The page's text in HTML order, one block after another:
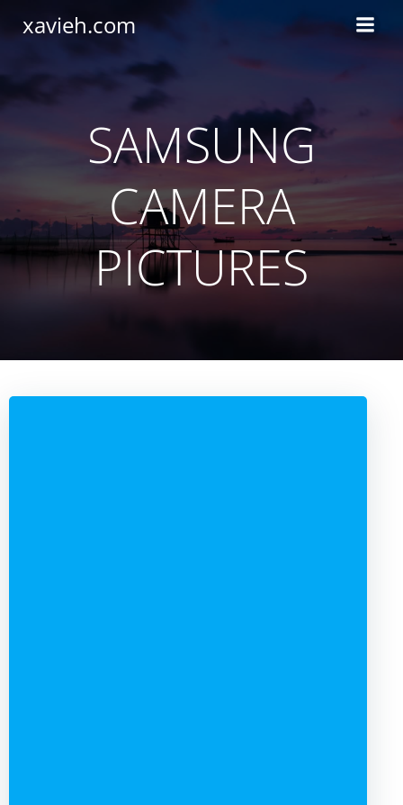
xavieh.com
SAMSUNG
CAMERA
PICTURES